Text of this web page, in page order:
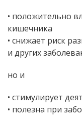
• положительно
кишечника
• снижает риск
и других
но и
• стимулирует
• полезна при